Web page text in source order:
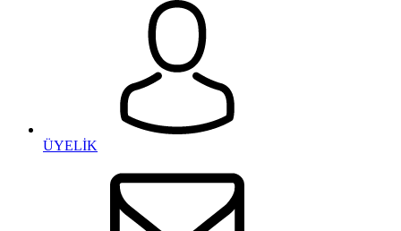
ÜYELİK